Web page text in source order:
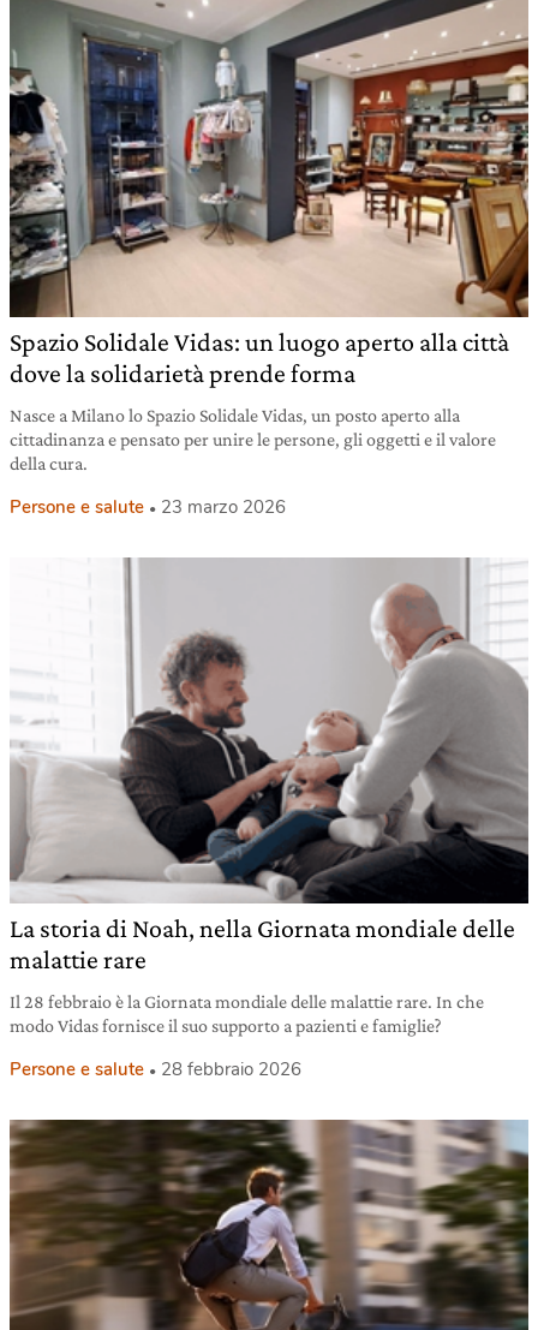
Spazio Solidale Vidas: un luogo aperto alla città
dove la solidarietà prende forma
Nasce a Milano lo Spazio Solidale Vidas, un posto aperto alla
cittadinanza e pensato per unire le persone, gli oggetti e il valore
della cura.
Persone e salute 23 marzo 2026
La storia di Noah, nella Giornata mondiale delle
malattie rare
Il 28 febbraio è la Giornata mondiale delle malattie rare. In che
modo Vidas fornisce il suo supporto a pazienti e famiglie?
Persone e salute 28 febbraio 2026